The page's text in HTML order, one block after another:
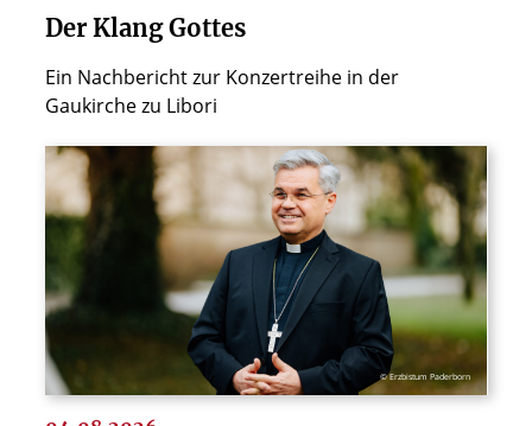
Der Klang Gottes
Ein Nachbericht zur Konzertreihe in der
Gaukirche zu Libori
© Erzbistum Paderborn